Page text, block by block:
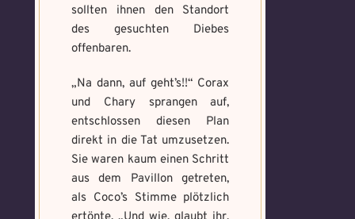
sollten ihnen den Standort
des gesuchten Diebes
offenbaren.
„Na dann, auf geht’s!!“ Corax
und Chary sprangen auf,
entschlossen diesen Plan
direkt in die Tat umzusetzen.
Sie waren kaum einen Schritt
aus dem Pavillon getreten,
als Coco’s Stimme plötzlich